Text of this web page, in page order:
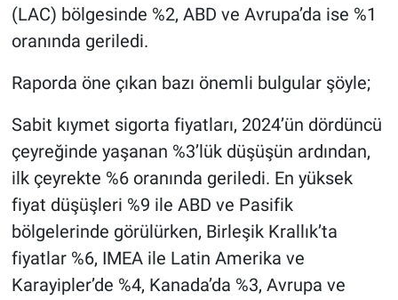
(LAC) bölgesinde %2, ABD ve Avrupa’da ise %1
oranında geriledi.
Raporda öne çıkan bazı önemli bulgular şöyle;
Sabit kıymet sigorta fiyatları, 2024’ün dördüncü
çeyreğinde yaşanan %3’lük düşüşün ardından,
ilk çeyrekte %6 oranında geriledi. En yüksek
fiyat düşüşleri %9 ile ABD ve Pasifik
bölgelerinde görülürken, Birleşik Krallık’ta
fiyatlar %6, IMEA ile Latin Amerika ve
Karayipler’de %4, Kanada’da %3, Avrupa ve